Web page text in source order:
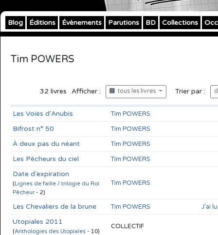
Blog Éditions Évènements Parutions BD Collections
Tim POWERS
32 livres Afficher : tous les livres Trier par :
Les Voies d'Anubis Tim POWERS
Bifrost n° 50 Tim POWERS
À deux pas du néant Tim POWERS
Les Pêcheurs du ciel Tim POWERS
Date d'expiration
(Lignes de faille / trilogie du Roi
Pêcheur- 2)
Tim POWERS
Les Chevaliers de la brune Tim POWERS J'ai
Utopiales 2011
(Anthologies des Utopiales - 10)
COLLECTIF